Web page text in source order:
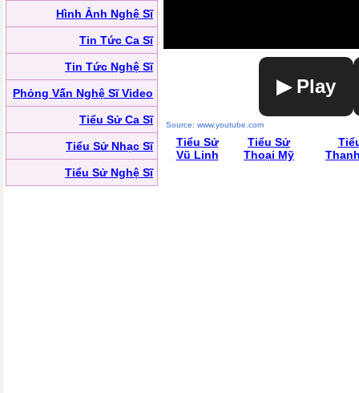
Hình Ảnh Nghệ Sĩ
Tin Tức Ca Sĩ
Tin Tức Nghệ Sĩ
Phỏng Vấn Nghệ Sĩ Video
Tiểu Sử Ca Sĩ
Tiểu Sử Nhạc Sĩ
Tiểu Sử Nghệ Sĩ
▶ Play
Source: www.youtube.com
Tiểu Sử
Vũ Linh
Tiểu Sử
Thoại Mỹ